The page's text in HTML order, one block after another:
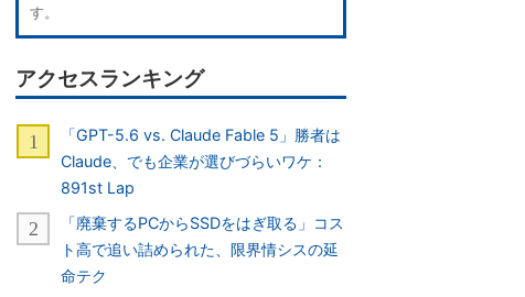
す。
アクセスランキング
「GPT-5.6 vs. Claude Fable 5」勝者は
Claude、でも企業が選びづらいワケ：
891st Lap
「廃棄するPCからSSDをはぎ取る」コス
ト高で追い詰められた、限界情シスの延
命テク